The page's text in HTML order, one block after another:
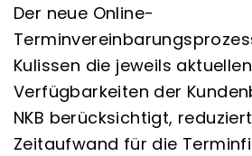
Der neue Online-
Kulissen die jeweils aktuellen
Verfügbarkeiten der
NKB berücksichtigt,
Zeitaufwand für die